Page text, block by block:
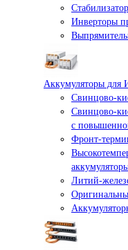
Инверторы
Аккумуляторы для
Свинцово-
Свинцово-
с
Фронт-
Литий-